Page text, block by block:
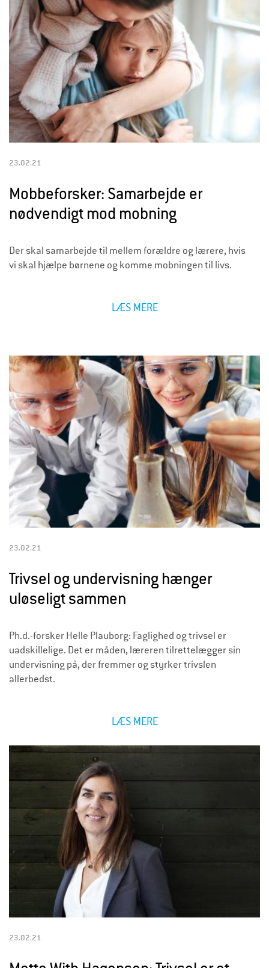
23.02.21
Mobbeforsker: Samarbejde er
nødvendigt mod mobning
Der skal samarbejde til mellem forældre og lærere, hvis
vi skal hjælpe børnene og komme mobningen til livs.
LÆS MERE
23.02.21
Trivsel og undervisning hænger
uløseligt sammen
Ph.d.-forsker Helle Plauborg: Faglighed og trivsel er
uadskillelige. Det er måden, læreren tilrettelægger sin
undervisning på, der fremmer og styrker trivslen
allerbedst.
LÆS MERE
23.02.21